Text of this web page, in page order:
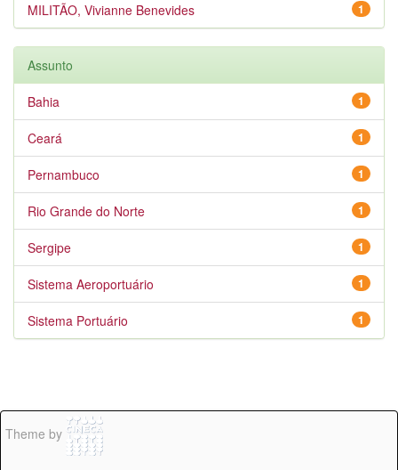
1
MILITÃO, Vivianne Benevides
Assunto
1
Bahia
1
Ceará
1
Pernambuco
1
Rio Grande do Norte
1
Sergipe
1
Sistema Aeroportuário
1
Sistema Portuário
Theme by